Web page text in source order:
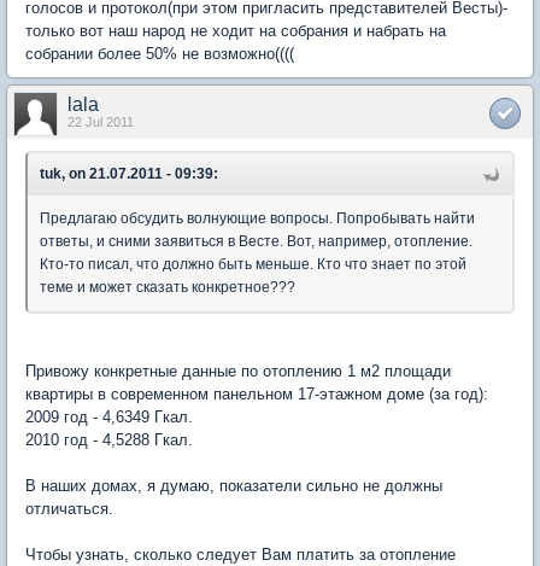
голосов и протокол(при этом пригласить представителей Весты)-
только вот наш народ не ходит на собрания и набрать на
собрании более 50% не возможно((((
lala
22 Jul 2011
tuk, on 21.07.2011 - 09:39:
Предлагаю обсудить волнующие вопросы. Попробывать найти
ответы, и сними заявиться в Весте. Вот, например, отопление.
Кто-то писал, что должно быть меньше. Кто что знает по этой
теме и может сказать конкретное???
Привожу конкретные данные по отоплению 1 м2 площади
квартиры в современном панельном 17-этажном доме (за год):
2009 год - 4,6349 Гкал.
2010 год - 4,5288 Гкал.
В наших домах, я думаю, показатели сильно не должны
отличаться.
Чтобы узнать, сколько следует Вам платить за отопление